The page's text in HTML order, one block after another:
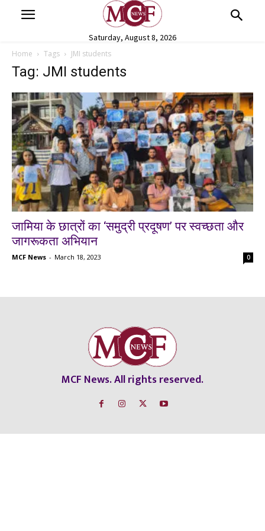
Saturday, August 8, 2026
Home Tags JMI students
Tag: JMI students
जामिया के छात्रों का ‘समुद्री प्रदूषण’ पर स्वच्छता और
जागरूकता अभियान
MCF News - March 18, 2023 0
MCF News. All rights reserved.